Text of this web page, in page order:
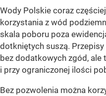
Wody Polskie coraz
korzystania z wód
skala poboru poza
dotkniętych suszą.
bez dodatkowych zgód, ale
i przy ograniczonej ilości
Bez pozwolenia można